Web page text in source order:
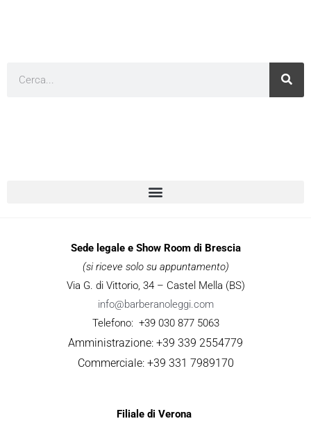
Sede legale e Show Room di Brescia
(si riceve solo su appuntamento)
Via G. di Vittorio, 34 – Castel Mella (BS)
info@barberanoleggi.com
Telefono: +39 030 877 5063
Amministrazione: +39 339 2554779
Commerciale: +39 331 7989170
Filiale di Verona